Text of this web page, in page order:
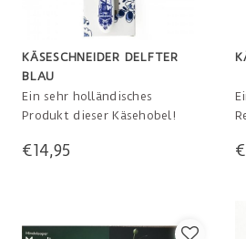
KÄSESCHNEIDER DELFTER
BLAU
Ein sehr holländisches
Produkt dieser Käsehobel!
Geschenkbox.
€14,95